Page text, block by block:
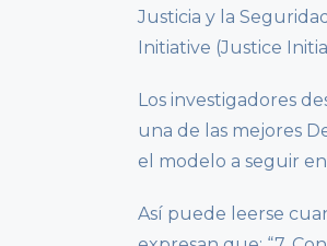
Justicia y la
Initiative (Justice
Los investigadores
una de las mejores
el modelo a seguir
Así puede leerse